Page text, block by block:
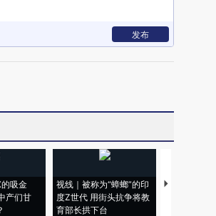
发布
吸金
产们甘
视线｜被称为“蟑螂”的印
度Z世代 用街头抗争将教
育部长拱下台
视线｜“入侵